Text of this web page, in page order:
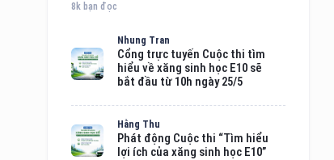
8k bạn đọc
Nhung Tran
Cổng trực tuyến Cuộc thi tìm
hiểu về xăng sinh học E10 sẽ
bắt đầu từ 10h ngày 25/5
Hằng Thu
Phát động Cuộc thi “Tìm hiểu
lợi ích của xăng sinh học E10”